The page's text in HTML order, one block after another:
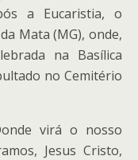
a Eucaristia, o
Mata (MG), onde,
na Basílica
no Cemitério
virá o nosso
Jesus Cristo,